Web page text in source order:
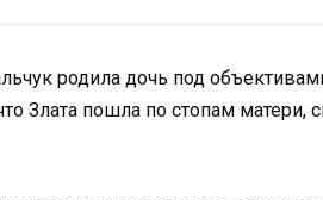
родила дочь под
Злата пошла по стопам матери,